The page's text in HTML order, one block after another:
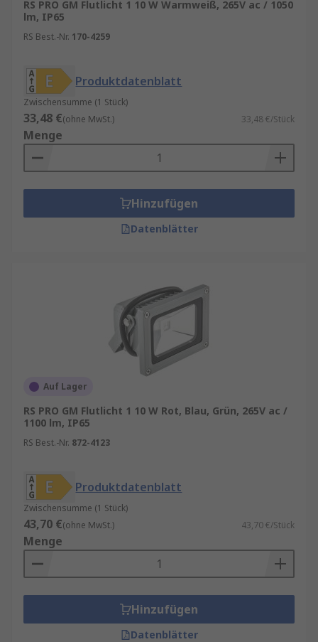
RS PRO GM Flutlicht 1 10 W Warmweiß, 265V ac / 1050
lm, IP65
RS Best.-Nr. 170-4259
Produktdatenblatt
Zwischensumme (1 Stück)
33,48 €(ohne MwSt.) 33,48 €/Stück
Menge
Hinzufügen
Datenblätter
Auf Lager
RS PRO GM Flutlicht 1 10 W Rot, Blau, Grün, 265V ac /
1100 lm, IP65
RS Best.-Nr. 872-4123
Produktdatenblatt
Zwischensumme (1 Stück)
43,70 €(ohne MwSt.) 43,70 €/Stück
Menge
Hinzufügen
Datenblätter